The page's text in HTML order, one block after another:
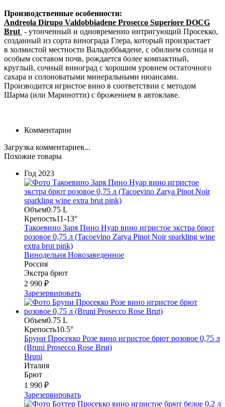
Производственные особенности:
Andreola Dirupo Valdobbiadene Prosecco Superiore DOCG
Brut - утонченный и одновременно интригующий Просекко,
созданный из сорта винограда Глера, который произрастает
в холмистой местности Вальдоббьядене, с обилием солнца и
особым составом почв, рождается более компактный,
круглый, сочный виноград с хорошим уровнем остаточного
сахара и солоноватыми минеральными нюансами.
Производится игристое вино в соответствии с методом
Шарма (или Маринотти) с брожением в автоклаве.
Комментарии
Загрузка комментариев...
Похожие товары
Год 2023
Объем0.75 L
Крепость11-13°
Такоевино Заря Пино Нуар вино игристое экстра брют
розовое 0,75 л (Tacoevino Zarya Pinot Noir sparkling wine
extra brut pink)
Винодельня Новозаведенное
Россия
Экстра брют
2 990 ₽
Зарезервировать
Объем0.75 L
Крепость10.5°
Бруни Просекко Розе вино игристое брют розовое 0,75 л
(Bruni Prosecco Rose Brut)
Bruni
Италия
Брют
1 990 ₽
Зарезервировать